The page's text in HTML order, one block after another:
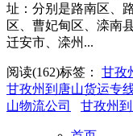
址：分别是路南区、
区、曹妃甸区、滦南
迁安市、滦州...
阅读(162)标签： 甘孜
甘孜州到唐山货运专
山物流公司
甘孜州